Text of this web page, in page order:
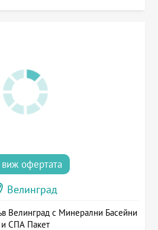
виж офертата
Велинград
Велинград с Минерални Басейни
и СПА Пакет